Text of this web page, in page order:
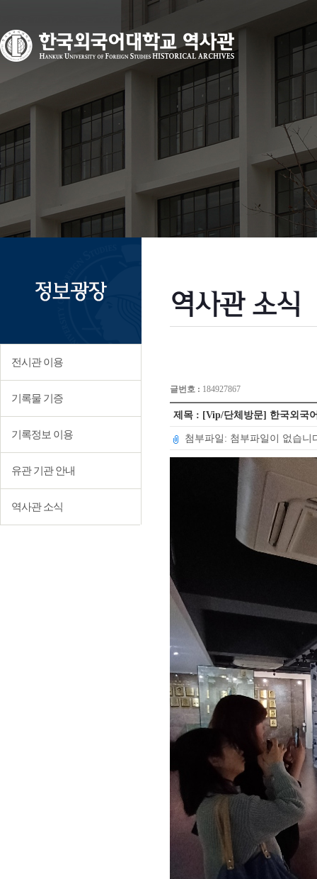
전시관 이용
기록물 기증
기록정보 이용
유관 기관 안내
역사관 소식
역사관 소식
글번호 : 184927867
제목 : [Vip/단체방문] 한국외국
첨부파일: 첨부파일이 없습니